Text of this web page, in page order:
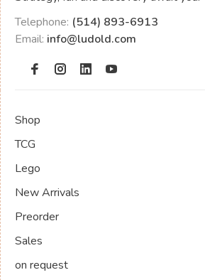
Telephone: (514) 893-6913
Email: info@ludold.com
Shop
TCG
Lego
New Arrivals
Preorder
Sales
on request